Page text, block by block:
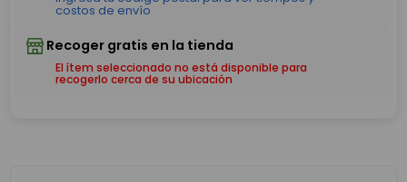
El ítem seleccionado no está disponible para
recogerlo cerca de su ubicación